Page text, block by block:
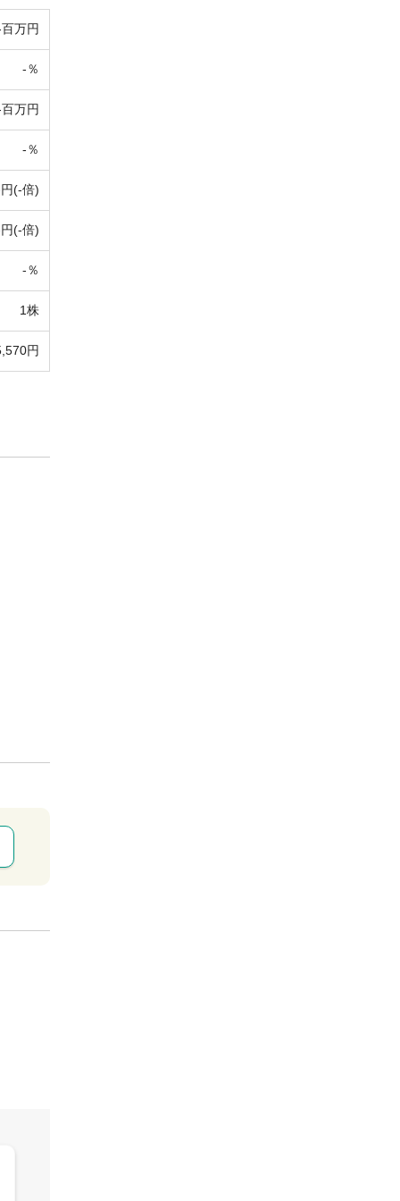
万円
-％
万円
-％
(-倍)
(-倍)
-％
1株
円